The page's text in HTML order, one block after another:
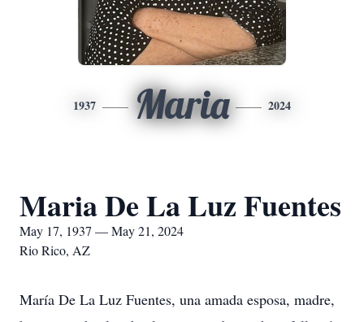
1937 Maria 2024
Maria De La Luz Fuentes
May 17, 1937 — May 21, 2024
Rio Rico, AZ
María De La Luz Fuentes, una amada esposa, madre,